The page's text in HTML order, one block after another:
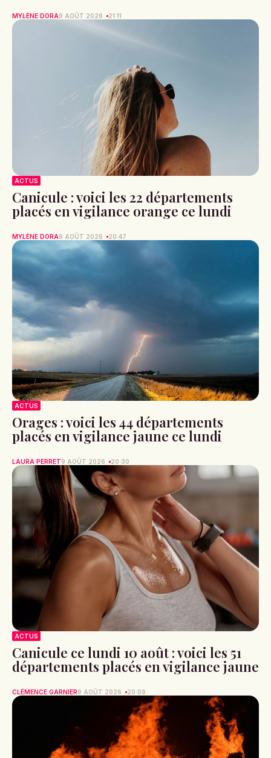
MYLÈNE DORA9 AOÛT 2026 21:11
ACTUS
Canicule : voici les 22 départements
placés en vigilance orange ce lundi
MYLÈNE DORA9 AOÛT 2026 20:47
ACTUS
Orages : voici les 44 départements
placés en vigilance jaune ce lundi
LAURA PERRET9 AOÛT 2026 20:30
ACTUS
Canicule ce lundi 10 août : voici les 51
départements placés en vigilance jaune
CLÉMENCE GARNIER9 AOÛT 2026 20:09